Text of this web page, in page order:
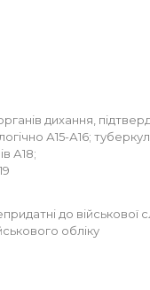
дихання,
А15-А16;
А18;
до
обліку